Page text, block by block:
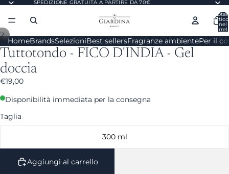
SPEDIZIONE GRATUITA A PARTIRE DA 70€
nel
HomeBrandsSelezioniBest sellersFragranze ambientePer il
2
Tuttotondo - FICO D'INDIA - Gel
doccia
€19,00
Disponibilità immediata per la consegna
Taglia
300 ml
Aggiungi al carrello